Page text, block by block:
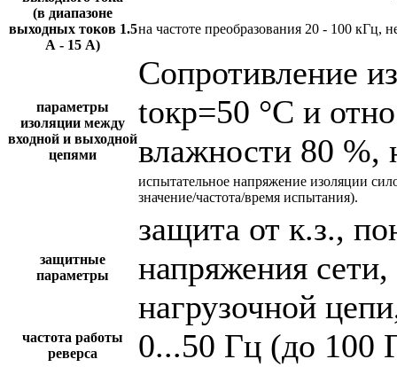
(в диапазоне
выходных токов 1.5
А - 15 А)
на частоте преобразования 20 - 100 кГц,
параметры
изоляции между
входной и выходной
цепями
Сопротивление
tокр=50 °С и
влажности 80 %,
испытательное напряжение изоляции
значение/частота/время испытания).
защитные
параметры
защита от к.з.,
напряжения
нагрузочной
частота работы
реверса
0...50 Гц (до 100